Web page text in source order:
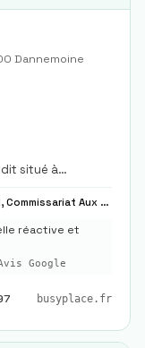
Dannemoine
situé à
Tenue Comptable, Audit Legal, Commissariat Aux Comptes
réactive et
Google
busyplace.fr